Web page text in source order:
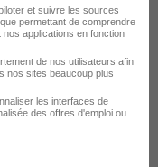
pâtisserie
et suivre les sources
permettant de comprendre
applications en fonction
de nos utilisateurs afin
nos sites beaucoup plus
les interfaces de
des offres d'emploi ou